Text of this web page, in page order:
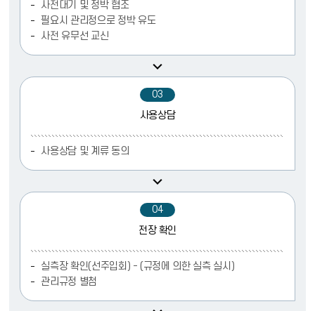
사전대기 및 정박 협조
필요시 관리정으로 정박 유도
사전 유무선 교신
03
사용상담
사용상담 및 계류 동의
04
전장 확인
실측장 확인(선주입회) - (규정에 의한 실측 실시)
관리규정 별첨